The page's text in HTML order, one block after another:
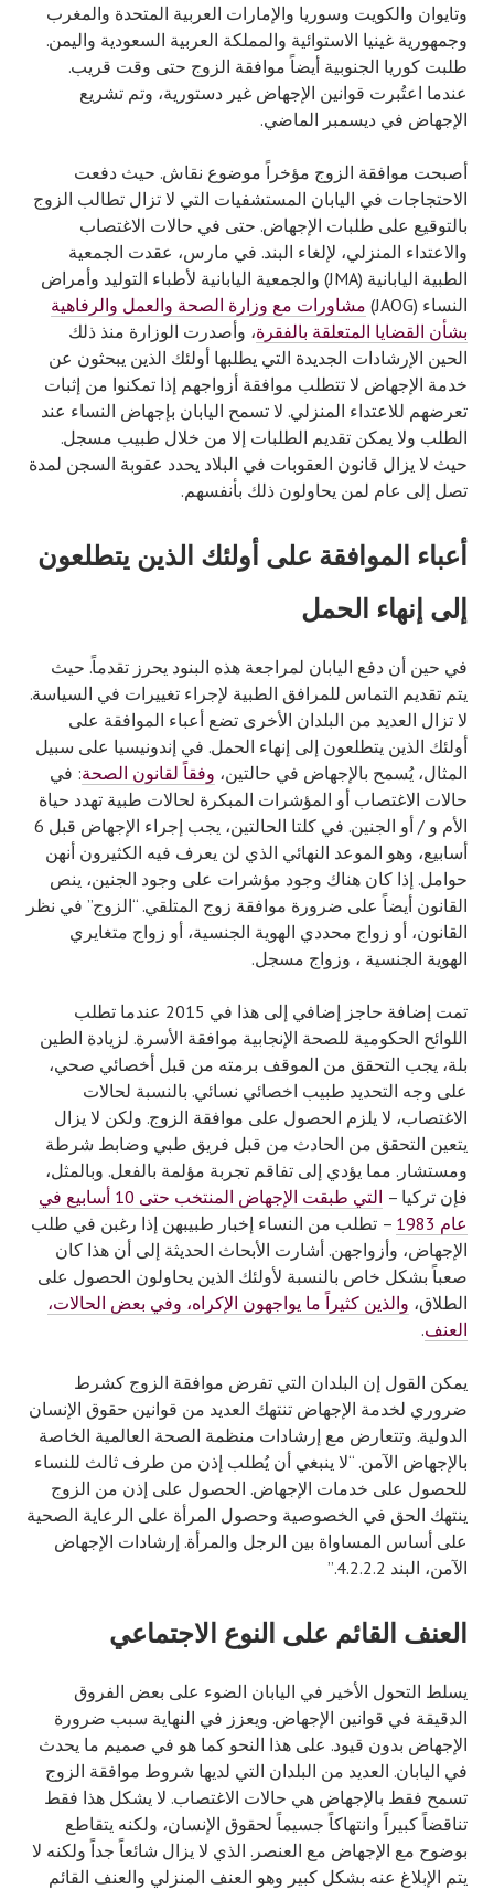
وتايوان والكويت وسوريا والإمارات العربية المتحدة والمغرب
وجمهورية غينيا الاستوائية والمملكة العربية السعودية واليمن.
طلبت كوريا الجنوبية أيضاً موافقة الزوج حتى وقت قريب.
عندما اعتُبرت قوانين الإجهاض غير دستورية، وتم تشريع
الإجهاض في ديسمبر الماضي.
أصبحت موافقة الزوج مؤخراً موضوع نقاش. حيث دفعت
الاحتجاجات في اليابان المستشفيات التي لا تزال تطالب الزوج
بالتوقيع على طلبات الإجهاض. حتى في حالات الاغتصاب
والاعتداء المنزلي، لإلغاء البند. في مارس، عقدت الجمعية
الطبية اليابانية (JMA) والجمعية اليابانية لأطباء التوليد وأمراض
النساء (JAOG)
مشاورات مع وزارة الصحة والعمل والرفاهية
بشأن القضايا المتعلقة بالفقرة، وأصدرت الوزارة منذ ذلك
الحين الإرشادات الجديدة التي يطلبها أولئك الذين يبحثون عن
خدمة الإجهاض لا تتطلب موافقة أزواجهم إذا تمكنوا من إثبات
تعرضهم للاعتداء المنزلي. لا تسمح اليابان بإجهاض النساء عند
الطلب ولا يمكن تقديم الطلبات إلا من خلال طبيب مسجل.
حيث لا يزال قانون العقوبات في البلاد يحدد عقوبة السجن لمدة
تصل إلى عام لمن يحاولون ذلك بأنفسهم.
أعباء الموافقة على أولئك الذين يتطلعون
إلى إنهاء الحمل
في حين أن دفع اليابان لمراجعة هذه البنود يحرز تقدماً. حيث
يتم تقديم التماس للمرافق الطبية لإجراء تغييرات في السياسة.
لا تزال العديد من البلدان الأخرى تضع أعباء الموافقة على
أولئك الذين يتطلعون إلى إنهاء الحمل. في إندونيسيا على سبيل
المثال، يُسمح بالإجهاض في حالتين، وفقاً لقانون الصحة: في
حالات الاغتصاب أو المؤشرات المبكرة لحالات طبية تهدد حياة
الأم و / أو الجنين. في كلتا الحالتين، يجب إجراء الإجهاض قبل 6
أسابيع، وهو الموعد النهائي الذي لن يعرف فيه الكثيرون أنهن
حوامل. إذا كان هناك وجود مؤشرات على وجود الجنين، ينص
القانون أيضاً على ضرورة موافقة زوج المتلقي. “الزوج” في نظر
القانون، أو زواج محددي الهوية الجنسية، أو زواج متغايري
الهوية الجنسية ، وزواج مسجل.
تمت إضافة حاجز إضافي إلى هذا في 2015 عندما تطلب
اللوائح الحكومية للصحة الإنجابية موافقة الأسرة. لزيادة الطين
بلة، يجب التحقق من الموقف برمته من قبل أخصائي صحي،
على وجه التحديد طبيب اخصائي نسائي. بالنسبة لحالات
الاغتصاب، لا يلزم الحصول على موافقة الزوج. ولكن لا يزال
يتعين التحقق من الحادث من قبل فريق طبي وضابط شرطة
ومستشار. مما يؤدي إلى تفاقم تجربة مؤلمة بالفعل. وبالمثل،
فإن تركيا –
التي طبقت الإجهاض المنتخب حتى 10 أسابيع في
عام 1983
– تطلب من النساء إخبار طبيبهن إذا رغبن في طلب
الإجهاض، وأزواجهن. أشارت الأبحاث الحديثة إلى أن هذا كان
صعباً بشكل خاص بالنسبة لأولئك الذين يحاولون الحصول على
الطلاق، والذين كثيراً ما يواجهون الإكراه، وفي بعض الحالات،
العنف.
يمكن القول إن البلدان التي تفرض موافقة الزوج كشرط
ضروري لخدمة الإجهاض تنتهك العديد من قوانين حقوق الإنسان
الدولية. وتتعارض مع إرشادات منظمة الصحة العالمية الخاصة
بالإجهاض الآمن. “لا ينبغي أن يُطلب إذن من طرف ثالث للنساء
للحصول على خدمات الإجهاض. الحصول على إذن من الزوج
ينتهك الحق في الخصوصية وحصول المرأة على الرعاية الصحية
على أساس المساواة بين الرجل والمرأة. إرشادات الإجهاض
الآمن، البند 4.2.2.2.”
العنف القائم على النوع الاجتماعي
يسلط التحول الأخير في اليابان الضوء على بعض الفروق
الدقيقة في قوانين الإجهاض. ويعزز في النهاية سبب ضرورة
الإجهاض بدون قيود. على هذا النحو كما هو في صميم ما يحدث
في اليابان. العديد من البلدان التي لديها شروط موافقة الزوج
تسمح فقط بالإجهاض هي حالات الاغتصاب. لا يشكل هذا فقط
تناقضاً كبيراً وانتهاكاً جسيماً لحقوق الإنسان، ولكنه يتقاطع
بوضوح مع الإجهاض مع العنصر. الذي لا يزال شائعاً جداً ولكنه لا
يتم الإبلاغ عنه بشكل كبير وهو العنف المنزلي والعنف القائم